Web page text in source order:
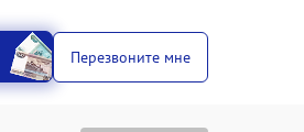
Перезвоните мне